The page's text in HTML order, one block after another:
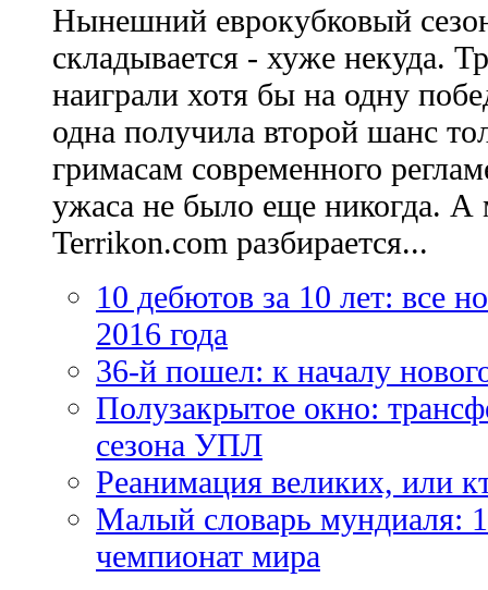
Нынешний еврокубковый
складывается - хуже некуда.
наиграли хотя бы на одну
одна получила второй шанс
гримасам современного
ужаса не было еще никогда. А
Terrikon.com разбирается...
10 дебютов за 10 лет: все
2016 года
36-й пошел: к началу
Полузакрытое окно:
сезона УПЛ
Реанимация великих, или
Малый словарь мундиаля:
чемпионат мира